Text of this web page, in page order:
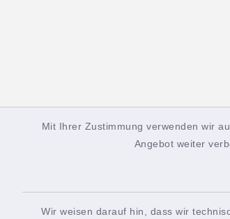
Mit Ihrer Zustimmung verwenden wir
Angebot weiter
Wir weisen darauf hin, dass wir
facebookinstagram